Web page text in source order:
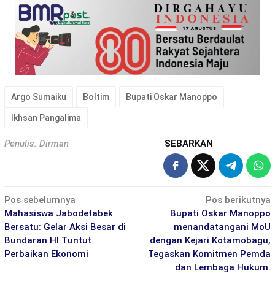
Argo Sumaiku Boltim Bupati Oskar Manoppo
Ikhsan Pangalima
Penulis: Dirman SEBARKAN
Navigasi
pos
Pos sebelumnya
Mahasiswa Jabodetabek
Bersatu: Gelar Aksi Besar di
Bundaran HI Tuntut
Perbaikan Ekonomi
Pos berikutnya
Bupati Oskar Manoppo
menandatangani MoU
dengan Kejari Kotamobagu,
Tegaskan Komitmen Pemda
dan Lembaga Hukum.